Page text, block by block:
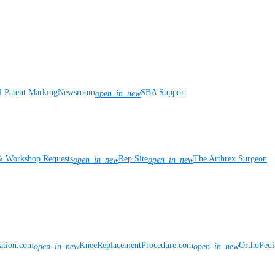
Patent MarkingNewsroomopen_in_newSBA Support
Requestsopen_in_newRep Siteopen_in_newThe Arthrex Surgeon
open_in_newKneeReplacementProcedure.comopen_in_new